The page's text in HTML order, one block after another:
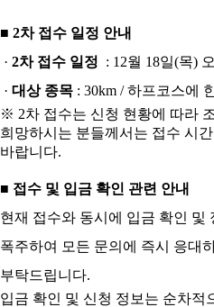
■ 2차 접수 일정 안내
· 2차 접수 일정 : 12월 18일(목)
· 대상 종목 : 30km / 하프코스에
※ 2차 접수는 신청 현황에 따라
희망하시는 분들께서는 접수 시
바랍니다.
■ 접수 및 입금 확인 관련 안내
현재 접수와 동시에 입금 확인 및
폭주하여 모든 문의에 즉시 응대
부탁드립니다.
입금 확인 및 신청 정보는 순차적